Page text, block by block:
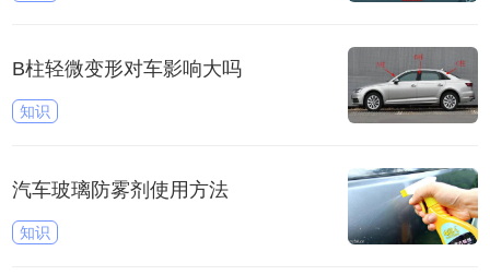
B柱轻微变形对车影响大吗
知识
汽车玻璃防雾剂使用方法
知识